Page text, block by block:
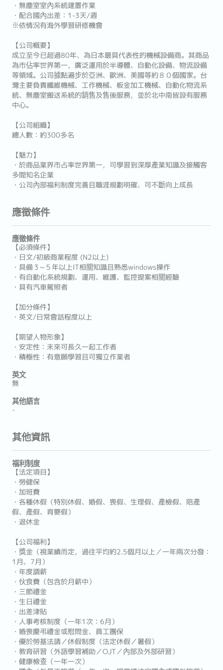
・無塵室室內系統建置作業
・配合國內出差：1-3天/週
※依情況有海外學習研修機會
【公司概要】
成立至今已超過80年、為日本最具代表性的機械設備商。其商品
為市佔率世界第一，廣泛運用於半導體、自動化設備、物流設備
等領域。公司據點遍步於亞洲、歐洲、美國等約８０個國家。台
灣主要負責纖維機械、工作機械、板金加工機械、自動化物流系
統、無塵室搬送系統的銷售及售後服務，並於北中南皆設有服務
中心。
【公司組織】
總人數：約300多名
【魅力】
・於商品業界市占率世界第一，可學習到深厚產業知識及接觸客
多間知名企業
・公司內部福利制度完善且職涯規劃明確、可不斷向上成長
應徵條件
應徵條件
【必須條件】
・日文/初級商業程度 (N2以上)
・具備３~５年以上IT相關知識且熟悉windows操作
・有自動化系統規劃、運用、維護、監控提案相關經驗
・具有汽車駕照者
【加分條件】
・英文/日常會話程度以上
【期望人物形象】
・安定性：未來可長久一起工作者
・積極性：有意願學習且可獨立作業者
英文
無
其他語言
-
其他資訊
福利制度
【法定項目】
・勞健保
・加班費
・各種休假（特別休假、婚假、喪假、生理假、產檢假、陪產
假、產假、育嬰假）
・退休金
【公司福利】
・獎金（視業績而定，過往平均約2.5個月以上／一年兩次分發：
1月、7月）
・年度調薪
・伙食費（包含於月薪中）
・三節禮金
・生日禮金
・出差津貼
・人事考核制度（一年1次：6月）
・婚喪慶弔禮金或慰問金、員工團保
・優於勞基法請／休假制度（法定休假／暑假）
・教育研習（外語學習補助／OJT／內部及外部研習）
・健康檢查（一年一次）